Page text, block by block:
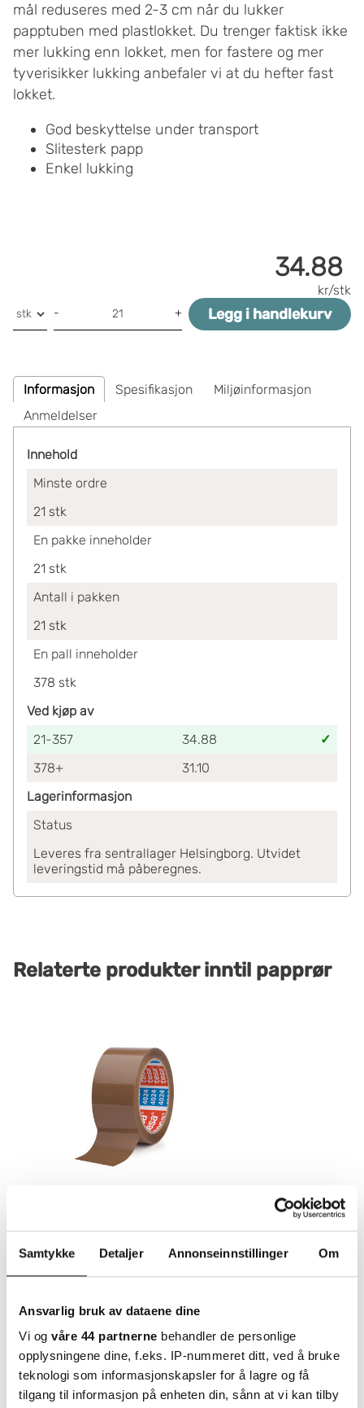
Samtykke Detaljer Annonseinnstillinger Om
Ansvarlig bruk av dataene dine
Vi og våre 44 partnerne behandler de personlige
opplysningene dine, f.eks. IP-nummeret ditt, ved å bruke
teknologi som informasjonskapsler for å lagre og få
tilgang til informasjon på enheten din, sånn at vi kan tilby
mål reduseres med 2-3 cm når du lukker
papptuben med plastlokket. Du trenger faktisk ikke
mer lukking enn lokket, men for fastere og mer
tyverisikker lukking anbefaler vi at du hefter fast
lokket.
God beskyttelse under transport
Slitesterk papp
Enkel lukking
34.88
kr/stk
- + Legg i handlekurv
Informasjon Spesifikasjon
Miljøinformasjon
Anmeldelser
Innehold
Minste ordre
21 stk
En pakke inneholder
21 stk
Antall i pakken
21 stk
En pall inneholder
378 stk
Ved kjøp av
21-357
34.88
378+
31.10
Lagerinformasjon
Status
Leveres fra sentrallager Helsingborg. Utvidet
leveringstid må påberegnes.
Relaterte produkter inntil papprør
Pakketape tesa 4024 er en pp-
bærer belagt med et spesielt
klebrig, vannbasert akrylklister
som gir en hurtig og god lukking.
Tapen har mange gode
egenskaper så som stille avrulling,
Passer perfekt til manuell eller
fra kr/rull